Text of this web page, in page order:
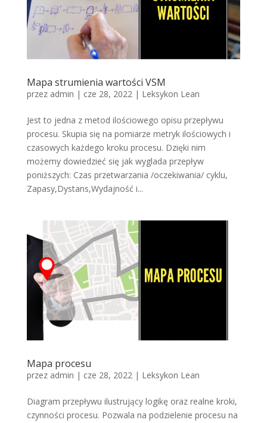
Mapa strumienia wartości VSM
przez admin | cze 28, 2022| Leksykon Lean
Jest to jedna z metod ilościowego opisu przepływu
procesu. Skupia się na pomiarze metryk ilościowych i
czasowych każdego kroku procesu. Dzięki nim
możemy dowiedzieć się jak wyglada przepływ
poniższych: Czas przetwarzania /oczekiwania/ cyklu,
Zapasy,Dystans,Wydajność i...
Mapa procesu
przez admin | cze 28, 2022| Leksykon Lean
Diagram przepływu ilustrujący logikę oraz realne kroki,
czynności procesu. Pozwala na podzielenie procesu na